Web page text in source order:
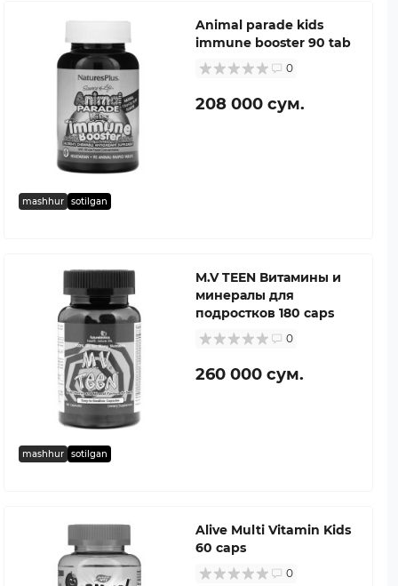
mashhur sotilgan
Animal parade kids
immune booster 90 tab
0
208 000 сум.
mashhur sotilgan
M.V TEEN Витамины и
минералы для
подростков 180 caps
0
260 000 сум.
Alive Multi Vitamin Kids
60 caps
0